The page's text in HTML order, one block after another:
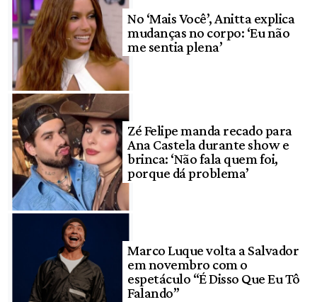
No ‘Mais Você’, Anitta explica
mudanças no corpo: ‘Eu não
me sentia plena’
Zé Felipe manda recado para
Ana Castela durante show e
brinca: ‘Não fala quem foi,
porque dá problema’
Marco Luque volta a Salvador
em novembro com o
espetáculo “É Disso Que Eu Tô
Falando”